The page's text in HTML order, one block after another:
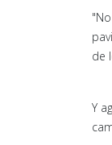
de
Y